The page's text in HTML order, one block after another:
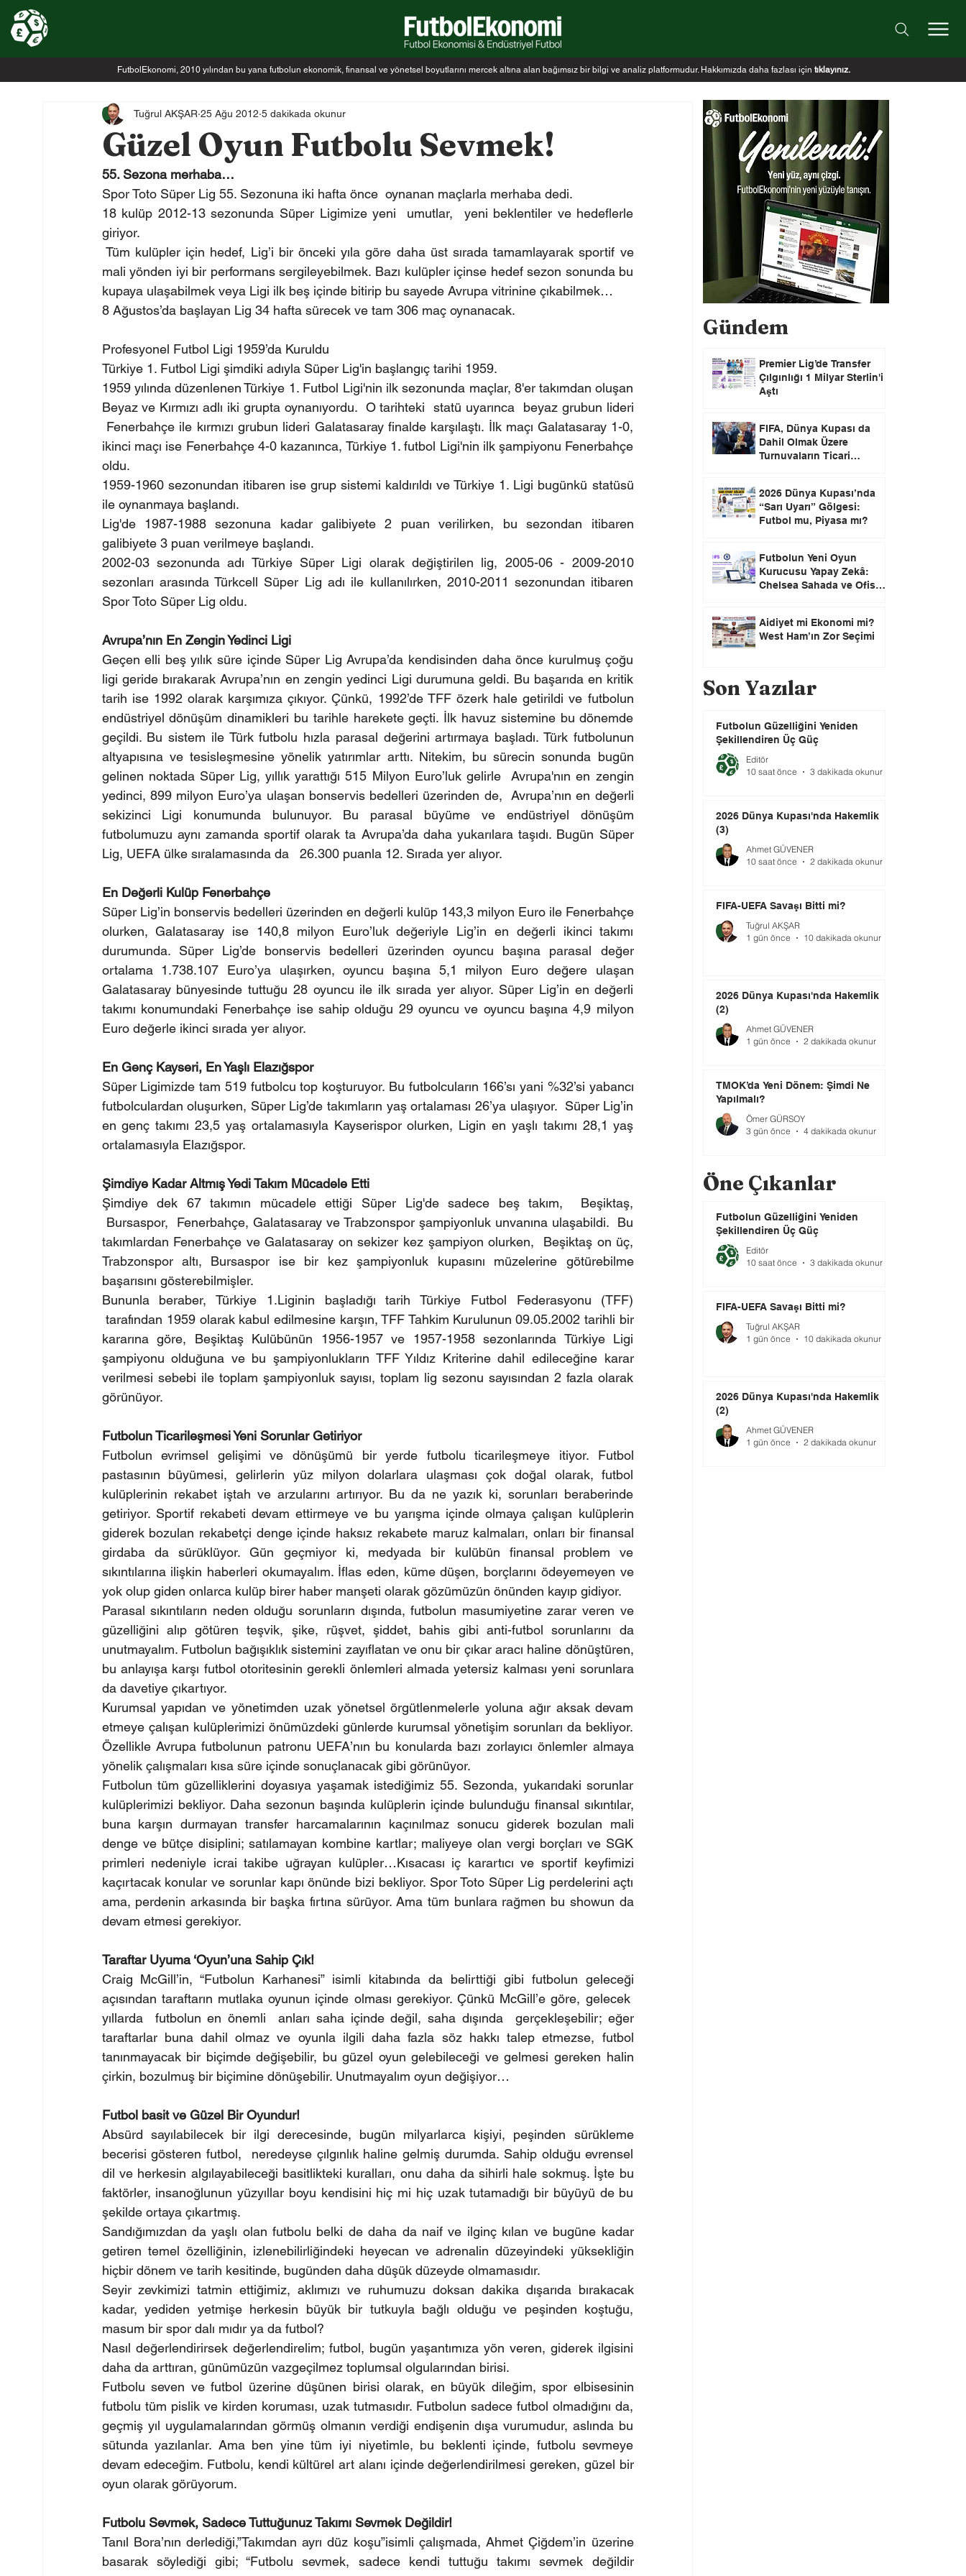
FutbolEkonomi, 2010 yılından bu yana futbolun ekonomik, finansal ve yönetsel boyutlarını mercek altına alan bağımsız bir bilgi ve analiz platformudur. Hakkımızda daha fazlası için tıklayınız.
Güzel Oyun Futbolu Sevmek!
Tuğrul AKŞAR 25 Ağu 2012 5 dakikada okunur
55. Sezona merhaba…
Spor Toto Süper Lig 55. Sezonuna iki hafta önce  oynanan maçlarla merhaba dedi.
18 kulüp 2012-13 sezonunda Süper Ligimize yeni  umutlar,  yeni beklentiler ve hedeflerle
giriyor.
Tüm kulüpler için hedef, Lig’i bir önceki yıla göre daha üst sırada tamamlayarak sportif ve
mali yönden iyi bir performans sergileyebilmek. Bazı kulüpler içinse hedef sezon sonunda bu
kupaya ulaşabilmek veya Ligi ilk beş içinde bitirip bu sayede Avrupa vitrinine çıkabilmek…
8 Ağustos’da başlayan Lig 34 hafta sürecek ve tam 306 maç oynanacak.
Profesyonel Futbol Ligi 1959’da Kuruldu
Türkiye 1. Futbol Ligi şimdiki adıyla Süper Lig'in başlangıç tarihi 1959.
1959 yılında düzenlenen Türkiye 1. Futbol Ligi'nin ilk sezonunda maçlar, 8'er takımdan oluşan
Beyaz ve Kırmızı adlı iki grupta oynanıyordu.  O tarihteki  statü uyarınca  beyaz grubun lideri
Fenerbahçe ile kırmızı grubun lideri Galatasaray finalde karşılaştı. İlk maçı Galatasaray 1-0,
ikinci maçı ise Fenerbahçe 4-0 kazanınca, Türkiye 1. futbol Ligi'nin ilk şampiyonu Fenerbahçe
oldu.
1959-1960 sezonundan itibaren ise grup sistemi kaldırıldı ve Türkiye 1. Ligi bugünkü statüsü
ile oynanmaya başlandı.
Lig'de 1987-1988 sezonuna kadar galibiyete 2 puan verilirken, bu sezondan itibaren
galibiyete 3 puan verilmeye başlandı.
2002-03 sezonunda adı Türkiye Süper Ligi olarak değiştirilen lig, 2005-06 - 2009-2010
sezonları arasında Türkcell Süper Lig adı ile kullanılırken, 2010-2011 sezonundan itibaren
Spor Toto Süper Lig oldu.
Avrupa’nın En Zengin Yedinci Ligi
Geçen elli beş yılık süre içinde Süper Lig Avrupa’da kendisinden daha önce kurulmuş çoğu
ligi geride bırakarak Avrupa’nın en zengin yedinci Ligi durumuna geldi. Bu başarıda en kritik
tarih ise 1992 olarak karşımıza çıkıyor. Çünkü, 1992’de TFF özerk hale getirildi ve futbolun
endüstriyel dönüşüm dinamikleri bu tarihle harekete geçti. İlk havuz sistemine bu dönemde
geçildi. Bu sistem ile Türk futbolu hızla parasal değerini artırmaya başladı. Türk futbolunun
altyapısına ve tesisleşmesine yönelik yatırımlar arttı. Nitekim, bu sürecin sonunda bugün
gelinen noktada Süper Lig, yıllık yarattığı 515 Milyon Euro’luk gelirle  Avrupa'nın en zengin
yedinci, 899 milyon Euro’ya ulaşan bonservis bedelleri üzerinden de,  Avrupa’nın en değerli
sekizinci Ligi konumunda bulunuyor. Bu parasal büyüme ve endüstriyel dönüşüm
futbolumuzu aynı zamanda sportif olarak ta Avrupa’da daha yukarılara taşıdı. Bugün Süper
Lig, UEFA ülke sıralamasında da   26.300 puanla 12. Sırada yer alıyor.
En Değerli Kulüp Fenerbahçe
Süper Lig’in bonservis bedelleri üzerinden en değerli kulüp 143,3 milyon Euro ile Fenerbahçe
olurken, Galatasaray ise 140,8 milyon Euro’luk değeriyle Lig’in en değerli ikinci takımı
durumunda. Süper Lig’de bonservis bedelleri üzerinden oyuncu başına parasal değer
ortalama 1.738.107 Euro’ya ulaşırken, oyuncu başına 5,1 milyon Euro değere ulaşan
Galatasaray bünyesinde tuttuğu 28 oyuncu ile ilk sırada yer alıyor. Süper Lig’in en değerli
takımı konumundaki Fenerbahçe ise sahip olduğu 29 oyuncu ve oyuncu başına 4,9 milyon
Euro değerle ikinci sırada yer alıyor.
En Genç Kayseri, En Yaşlı Elazığspor
Süper Ligimizde tam 519 futbolcu top koşturuyor. Bu futbolcuların 166’sı yani %32’si yabancı
futbolculardan oluşurken, Süper Lig’de takımların yaş ortalaması 26’ya ulaşıyor.  Süper Lig’in
en genç takımı 23,5 yaş ortalamasıyla Kayserispor olurken, Ligin en yaşlı takımı 28,1 yaş
ortalamasıyla Elazığspor.
Şimdiye Kadar Altmış Yedi Takım Mücadele Etti
Şimdiye dek 67 takımın mücadele ettiği Süper Lig'de sadece beş takım,  Beşiktaş,
Bursaspor,  Fenerbahçe, Galatasaray ve Trabzonspor şampiyonluk unvanına ulaşabildi.  Bu
takımlardan Fenerbahçe ve Galatasaray on sekizer kez şampiyon olurken,  Beşiktaş on üç,
Trabzonspor altı, Bursaspor ise bir kez şampiyonluk kupasını müzelerine götürebilme
başarısını gösterebilmişler.
Bununla beraber, Türkiye 1.Liginin başladığı tarih Türkiye Futbol Federasyonu (TFF)
tarafından 1959 olarak kabul edilmesine karşın, TFF Tahkim Kurulunun 09.05.2002 tarihli bir
kararına göre, Beşiktaş Kulübünün 1956-1957 ve 1957-1958 sezonlarında Türkiye Ligi
şampiyonu olduğuna ve bu şampiyonlukların TFF Yıldız Kriterine dahil edileceğine karar
verilmesi sebebi ile toplam şampiyonluk sayısı, toplam lig sezonu sayısından 2 fazla olarak
görünüyor.
Futbolun Ticarileşmesi Yeni Sorunlar Getiriyor
Futbolun evrimsel gelişimi ve dönüşümü bir yerde futbolu ticarileşmeye itiyor. Futbol
pastasının büyümesi, gelirlerin yüz milyon dolarlara ulaşması çok doğal olarak, futbol
kulüplerinin rekabet iştah ve arzularını artırıyor. Bu da ne yazık ki, sorunları beraberinde
getiriyor. Sportif rekabeti devam ettirmeye ve bu yarışma içinde olmaya çalışan kulüplerin
giderek bozulan rekabetçi denge içinde haksız rekabete maruz kalmaları, onları bir finansal
girdaba da sürüklüyor. Gün geçmiyor ki, medyada bir kulübün finansal problem ve
sıkıntılarına ilişkin haberleri okumayalım. İflas eden, küme düşen, borçlarını ödeyemeyen ve
yok olup giden onlarca kulüp birer haber manşeti olarak gözümüzün önünden kayıp gidiyor.
Parasal sıkıntıların neden olduğu sorunların dışında, futbolun masumiyetine zarar veren ve
güzelliğini alıp götüren teşvik, şike, rüşvet, şiddet, bahis gibi anti-futbol sorunlarını da
unutmayalım. Futbolun bağışıklık sistemini zayıflatan ve onu bir çıkar aracı haline dönüştüren,
bu anlayışa karşı futbol otoritesinin gerekli önlemleri almada yetersiz kalması yeni sorunlara
da davetiye çıkartıyor.
Kurumsal yapıdan ve yönetimden uzak yönetsel örgütlenmelerle yoluna ağır aksak devam
etmeye çalışan kulüplerimizi önümüzdeki günlerde kurumsal yönetişim sorunları da bekliyor.
Özellikle Avrupa futbolunun patronu UEFA’nın bu konularda bazı zorlayıcı önlemler almaya
yönelik çalışmaları kısa süre içinde sonuçlanacak gibi görünüyor.
Futbolun tüm güzelliklerini doyasıya yaşamak istediğimiz 55. Sezonda, yukarıdaki sorunlar
kulüplerimizi bekliyor. Daha sezonun başında kulüplerin içinde bulunduğu finansal sıkıntılar,
buna karşın durmayan transfer harcamalarının kaçınılmaz sonucu giderek bozulan mali
denge ve bütçe disiplini; satılamayan kombine kartlar; maliyeye olan vergi borçları ve SGK
primleri nedeniyle icrai takibe uğrayan kulüpler…Kısacası iç karartıcı ve sportif keyfimizi
kaçırtacak konular ve sorunlar kapı önünde bizi bekliyor. Spor Toto Süper Lig perdelerini açtı
ama, perdenin arkasında bir başka fırtına sürüyor. Ama tüm bunlara rağmen bu showun da
devam etmesi gerekiyor.
Taraftar Uyuma ‘Oyun’una Sahip Çık!
Craig McGill’in, “Futbolun Karhanesi” isimli kitabında da belirttiği gibi futbolun geleceği
açısından taraftarın mutlaka oyunun içinde olması gerekiyor. Çünkü McGill’e göre, gelecek
yıllarda  futbolun en önemli  anları saha içinde değil, saha dışında  gerçekleşebilir; eğer
taraftarlar buna dahil olmaz ve oyunla ilgili daha fazla söz hakkı talep etmezse, futbol
tanınmayacak bir biçimde değişebilir, bu güzel oyun gelebileceği ve gelmesi gereken halin
çirkin, bozulmuş bir biçimine dönüşebilir. Unutmayalım oyun değişiyor…
Futbol basit ve Güzel Bir Oyundur!
Absürd sayılabilecek bir ilgi derecesinde, bugün milyarlarca kişiyi, peşinden sürükleme
becerisi gösteren futbol,  neredeyse çılgınlık haline gelmiş durumda. Sahip olduğu evrensel
dil ve herkesin algılayabileceği basitlikteki kuralları, onu daha da sihirli hale sokmuş. İşte bu
faktörler, insanoğlunun yüzyıllar boyu kendisini hiç mi hiç uzak tutamadığı bir büyüyü de bu
şekilde ortaya çıkartmış.
Sandığımızdan da yaşlı olan futbolu belki de daha da naif ve ilginç kılan ve bugüne kadar
getiren temel özelliğinin, izlenebilirliğindeki heyecan ve adrenalin düzeyindeki yüksekliğin
hiçbir dönem ve tarih kesitinde, bugünden daha düşük düzeyde olmamasıdır.
Seyir zevkimizi tatmin ettiğimiz, aklımızı ve ruhumuzu doksan dakika dışarıda bırakacak
kadar, yediden yetmişe herkesin büyük bir tutkuyla bağlı olduğu ve peşinden koştuğu,
masum bir spor dalı mıdır ya da futbol?
Nasıl değerlendirirsek değerlendirelim; futbol, bugün yaşantımıza yön veren, giderek ilgisini
daha da arttıran, günümüzün vazgeçilmez toplumsal olgularından birisi.
Futbolu seven ve futbol üzerine düşünen birisi olarak, en büyük dileğim, spor elbisesinin
futbolu tüm pislik ve kirden koruması, uzak tutmasıdır. Futbolun sadece futbol olmadığını da,
geçmiş yıl uygulamalarından görmüş olmanın verdiği endişenin dışa vurumudur, aslında bu
sütunda yazılanlar. Ama ben yine tüm iyi niyetimle, bu beklenti içinde, futbolu sevmeye
devam edeceğim. Futbolu, kendi kültürel art alanı içinde değerlendirilmesi gereken, güzel bir
oyun olarak görüyorum.
Futbolu Sevmek, Sadece Tuttuğunuz Takımı Sevmek Değildir!
Tanıl Bora’nın derlediği,”Takımdan ayrı düz koşu”isimli çalışmada, Ahmet Çiğdem’in üzerine
basarak söylediği gibi; “Futbolu sevmek, sadece kendi tuttuğu takımı sevmek değildir
Gündem
Premier Lig’de Transfer
Çılgınlığı 1 Milyar Sterlin'i
Aştı
FIFA, Dünya Kupası da
Dahil Olmak Üzere
Turnuvaların Ticari
2026 Dünya Kupası’nda
“Sarı Uyarı” Gölgesi:
Futbol mu, Piyasa mı?
Futbolun Yeni Oyun
Kurucusu Yapay Zekâ:
Chelsea Sahada ve Ofiste
Aidiyet mi Ekonomi mi?
West Ham’ın Zor Seçimi
Son Yazılar
Futbolun Güzelliğini Yeniden
Şekillendiren Üç Güç
Editör
10 saat önce
3 dakikada okunur
2026 Dünya Kupası'nda Hakemlik
(3)
Ahmet GÜVENER
10 saat önce
2 dakikada okunur
FIFA-UEFA Savaşı Bitti mi?
Tuğrul AKŞAR
1 gün önce
10 dakikada okunur
2026 Dünya Kupası'nda Hakemlik
(2)
Ahmet GÜVENER
1 gün önce
2 dakikada okunur
TMOK’da Yeni Dönem: Şimdi Ne
Yapılmalı?
Ömer GÜRSOY
3 gün önce
4 dakikada okunur
Öne Çıkanlar
Futbolun Güzelliğini Yeniden
Şekillendiren Üç Güç
Editör
10 saat önce
3 dakikada okunur
FIFA-UEFA Savaşı Bitti mi?
Tuğrul AKŞAR
1 gün önce
10 dakikada okunur
2026 Dünya Kupası'nda Hakemlik
(2)
Ahmet GÜVENER
1 gün önce
2 dakikada okunur